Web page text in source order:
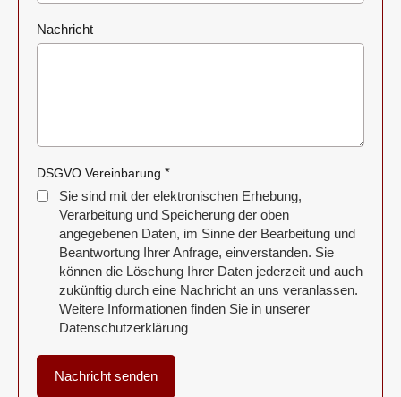
Nachricht
DSGVO Vereinbarung*
Sie sind mit der elektronischen Erhebung,
Verarbeitung und Speicherung der oben
angegebenen Daten, im Sinne der Bearbeitung und
Beantwortung Ihrer Anfrage, einverstanden. Sie
können die Löschung Ihrer Daten jederzeit und auch
zukünftig durch eine Nachricht an uns veranlassen.
Weitere Informationen finden Sie in unserer
Datenschutzerklärung